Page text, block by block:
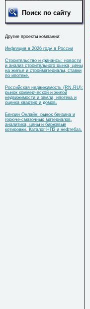
Поиск по сайту
Другие проекты компании:
Инфляция в 2026 году в России
Строительство и финансы: новости
и анализ строительного рынка, цены
на жилье и стройматериалы, ставки
по ипотеке.
Российская недвижимость (RN.RU):
рынок коммерческой и жилой
недвижимости и земли, ипотека и
оценка квартир и домов.
Бензин Онлайн: рынок бензина и
горюче-смазочных материалов,
аналитика, цены и биржевые
котировки. Каталог НПЗ и нефтебаз.